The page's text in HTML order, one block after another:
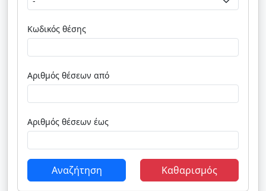
Κωδικός θέσης
Αριθμός θέσεων από
Αριθμός θέσεων έως
Αναζήτηση Καθαρισμός